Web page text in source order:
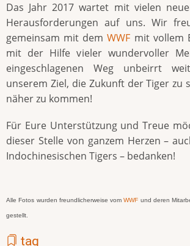
Das Jahr 2017 wartet mit vielen
Herausforderungen auf uns. Wir
gemeinsam mit demWWF mit vollem
mit der Hilfe vieler wundervoller
eingeschlagenen Weg unbeirrt
unserem Ziel, die Zukunft der Tiger zu
näher zu kommen!
Für Eure Unterstützung und Treue
dieser Stelle von ganzem Herzen –
Indochinesischen Tigers – bedanken!
Alle Fotos wurden freundlicherweise vomWWF und deren
gestellt.
tag